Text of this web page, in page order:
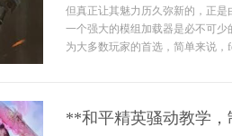
但真正让其魅力历久弥新的，正
一个强大的模组加载器是必不可
为大多数玩家的首选，简单来说，
**和平精英骚动教学